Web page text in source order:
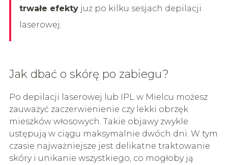
trwałe efektyjuż po kilku sesjach depilacji
laserowej.
Jak dbać o skórę po zabiegu?
Po depilacji laserowej lub IPL w Mielcu możesz
zauważyć zaczerwienienie czy lekki obrzęk
mieszków włosowych. Takie objawy zwykle
ustępują w ciągu maksymalnie dwóch dni. W tym
czasie najważniejsze jest delikatne traktowanie
skóry i unikanie wszystkiego, co mogłoby ją